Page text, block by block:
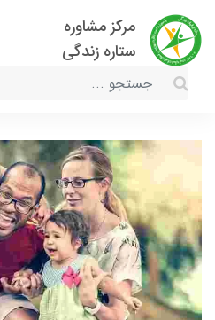
مرکز مشاوره
ستاره زندگی